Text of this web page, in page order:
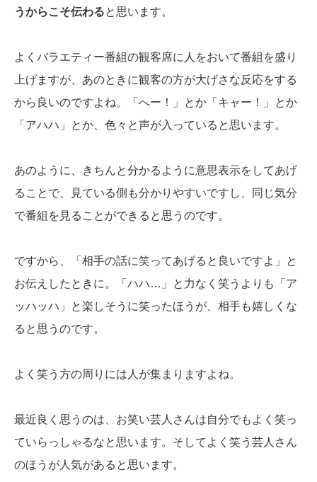
うからこそ伝わると思います。
よくバラエティー番組の観客席に人をおいて番組を盛り
上げますが、あのときに観客の方が大げさな反応をする
から良いのですよね。「へー！」とか「キャー！」とか
「アハハ」とか、色々と声が入っていると思います。
あのように、きちんと分かるように意思表示をしてあげ
ることで、見ている側も分かりやすいですし、同じ気分
で番組を見ることができると思うのです。
ですから、「相手の話に笑ってあげると良いですよ」と
お伝えしたときに。「ハハ…」と力なく笑うよりも「ア
ッハッハ」と楽しそうに笑ったほうが、相手も嬉しくな
ると思うのです。
よく笑う方の周りには人が集まりますよね。
最近良く思うのは、お笑い芸人さんは自分でもよく笑っ
ていらっしゃるなと思います。そしてよく笑う芸人さん
のほうが人気があると思います。